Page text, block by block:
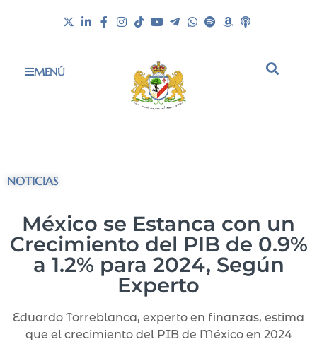
MENÚ
NOTICIAS
México se Estanca con un
Crecimiento del PIB de 0.9%
a 1.2% para 2024, Según
Experto
Eduardo Torreblanca, experto en finanzas, estima
que el crecimiento del PIB de México en 2024